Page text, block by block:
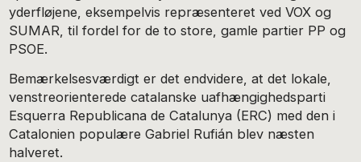
yderfløjene, eksempelvis repræsenteret ved VOX og
SUMAR, til fordel for de to store, gamle partier PP og
PSOE.
Bemærkelsesværdigt er det endvidere, at det lokale,
venstreorienterede catalanske uafhængighedsparti
Esquerra Republicana de Catalunya (ERC) med den i
Catalonien populære Gabriel Rufián blev næsten
halveret.